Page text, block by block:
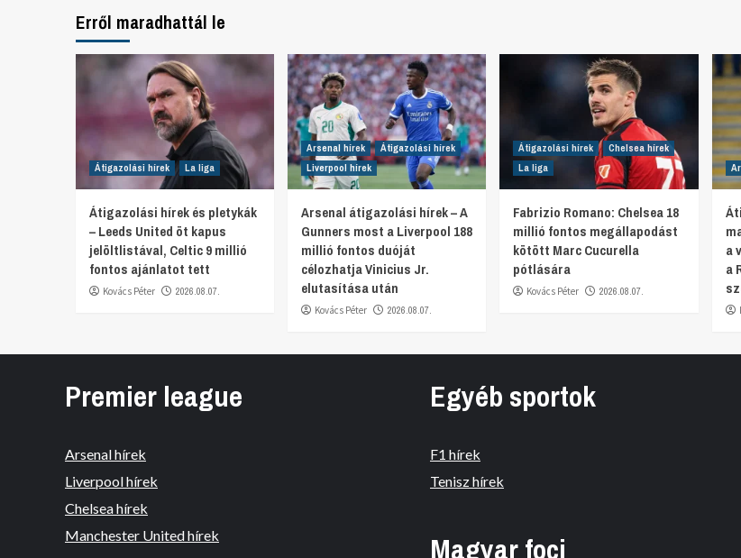
Erről maradhattál le
Átigazolási hírek La liga
Átigazolási hírek és pletykák
– Leeds United öt kapus
jelöltlistával, Celtic 9 millió
fontos ajánlatot tett
Kovács Péter 2026.08.07.
Arsenal hírek
Átigazolási hírek
Liverpool hírek
Arsenal átigazolási hírek – A
Gunners most a Liverpool 188
millió fontos duóját
célozhatja Vinicius Jr.
elutasítása után
Kovács Péter 2026.08.07.
Átigazolási hírek
Chelsea hírek
La liga
Fabrizio Romano: Chelsea 18
millió fontos megállapodást
kötött Marc Cucurella
pótlására
Kovács Péter 2026.08.07.
a
a
Premier league
Arsenal hírek
Liverpool hírek
Chelsea hírek
Manchester United hírek
Egyéb sportok
F1 hírek
Tenisz hírek
Magyar foci